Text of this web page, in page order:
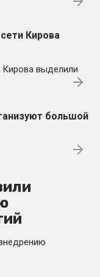
Кирова
выделили
большой